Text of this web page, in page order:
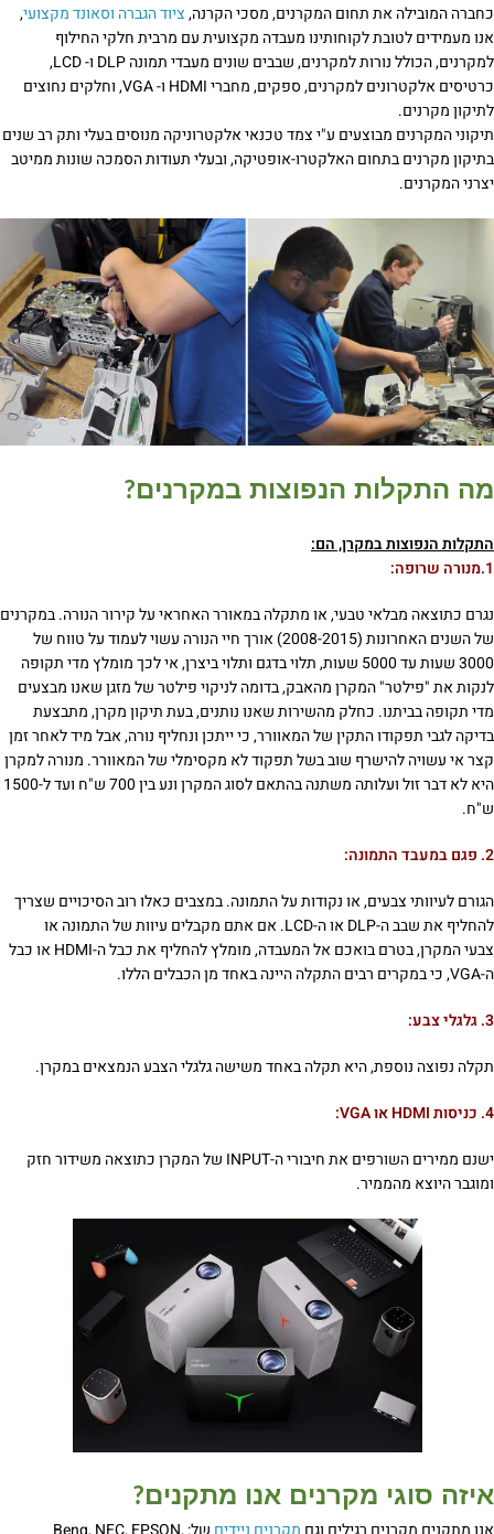
כחברה המובילה את תחום המקרנים, מסכי הקרנה,ציוד הגברה וסאונד מקצועי,
אנו מעמידים לטובת לקוחותינו מעבדה מקצועית עם מרבית חלקי החילוף
למקרנים, הכולל נורות למקרנים, שבבים שונים מעבדי תמונה DLP ו- LCD,
כרטיסים אלקטרונים למקרנים, ספקים, מחברי HDMI ו- VGA, וחלקים נחוצים
לתיקון מקרנים.
תיקוני המקרנים מבוצעים ע"י צמד טכנאי אלקטרוניקה מנוסים בעלי ותק רב שנים
בתיקון מקרנים בתחום האלקטרו-אופטיקה, ובעלי תעודות הסמכה שונות ממיטב
יצרני המקרנים.
מה התקלות הנפוצות במקרנים?
התקלות הנפוצות במקרן, הם:
1.מנורה שרופה:
נגרם כתוצאה מבלאי טבעי, או מתקלה במאורר האחראי על קירור הנורה. במקרנים
של השנים האחרונות (2008-2015) אורך חיי הנורה עשוי לעמוד על טווח של
3000 שעות עד 5000 שעות, תלוי בדגם ותלוי ביצרן, אי לכך מומלץ מדי תקופה
לנקות את "פילטר" המקרן מהאבק, בדומה לניקוי פילטר של מזגן שאנו מבצעים
מדי תקופה בביתנו. כחלק מהשירות שאנו נותנים, בעת תיקון מקרן, מתבצעת
בדיקה לגבי תפקודו התקין של המאוורר, כי ייתכן ונחליף נורה, אבל מיד לאחר זמן
קצר אי עשויה להישרף שוב בשל תפקוד לא מקסימלי של המאוורר. מנורה למקרן
היא לא דבר זול ועלותה משתנה בהתאם לסוג המקרן ונע בין 700 ש"ח ועד ל-1500
ש"ח.
2. פגם במעבד התמונה:
הגורם לעיוותי צבעים, או נקודות על התמונה. במצבים כאלו רוב הסיכויים שצריך
להחליף את שבב ה-DLP או ה-LCD. אם אתם מקבלים עיוות של התמונה או
צבעי המקרן, בטרם בואכם אל המעבדה, מומלץ להחליף את כבל ה-HDMI או כבל
ה-VGA, כי במקרים רבים התקלה היינה באחד מן הכבלים הללו.
3. גלגלי צבע:
תקלה נפוצה נוספת, היא תקלה באחד משישה גלגלי הצבע הנמצאים במקרן.
4. כניסות HDMI או VGA:
ישנם ממירים השורפים את חיבורי ה-INPUT של המקרן כתוצאה משידור חזק
ומוגבר היוצא מהממיר.
איזה סוגי מקרנים אנו מתקנים?